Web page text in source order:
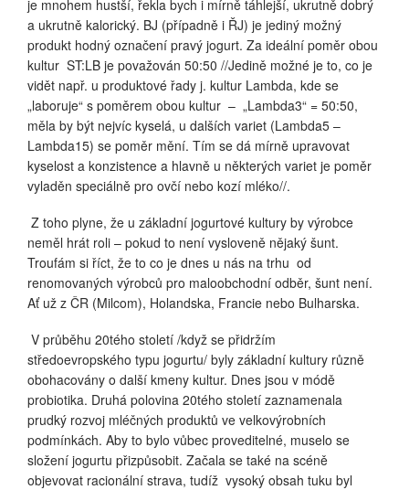
je mnohem hustší, řekla bych i mírně táhlejší, ukrutně dobrý
a ukrutně kalorický. BJ (případně i ŘJ) je jediný možný
produkt hodný označení pravý jogurt. Za ideální poměr obou
kultur ST:LB je považován 50:50 //Jedině možné je to, co je
vidět např. u produktové řady j. kultur Lambda, kde se
„laboruje“ s poměrem obou kultur – „Lambda3“ = 50:50,
měla by být nejvíc kyselá, u dalších variet (Lambda5 –
Lambda15) se poměr mění. Tím se dá mírně upravovat
kyselost a konzistence a hlavně u některých variet je poměr
vyladěn speciálně pro ovčí nebo kozí mléko//.
Z toho plyne, že u základní jogurtové kultury by výrobce
neměl hrát roli – pokud to není vysloveně nějaký šunt.
Troufám si říct, že to co je dnes u nás na trhu od
renomovaných výrobců pro maloobchodní odběr, šunt není.
Ať už z ČR (Milcom), Holandska, Francie nebo Bulharska.
V průběhu 20tého století /když se přidržím
středoevropského typu jogurtu/ byly základní kultury různě
obohacovány o další kmeny kultur. Dnes jsou v módě
probiotika. Druhá polovina 20tého století zaznamenala
prudký rozvoj mléčných produktů ve velkovýrobních
podmínkách. Aby to bylo vůbec proveditelné, muselo se
složení jogurtu přizpůsobit. Začala se také na scéně
objevovat racionální strava, tudíž vysoký obsah tuku byl